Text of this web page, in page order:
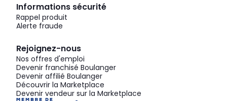
Informations sécurité
Rappel produit
Alerte fraude
Rejoignez-nous
Nos offres d'emploi
Devenir franchisé Boulanger
Devenir affilié Boulanger
Découvrir la Marketplace
Devenir vendeur sur la Marketplace